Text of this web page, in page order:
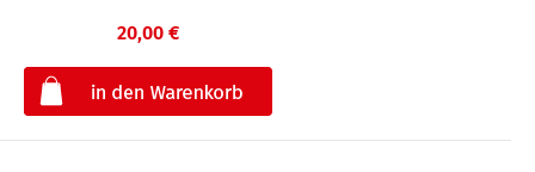
20,00 €